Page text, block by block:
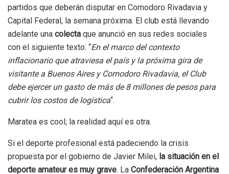
partidos que deberán disputar en Comodoro Rivadavia y
Capital Federal, la semana próxima. El club está llevando
adelante una colecta que anunció en sus redes sociales
con el siguiente texto: “En el marco del contexto
inflacionario que atraviesa el país y la próxima gira de
visitante a Buenos Aires y Comodoro Rivadavia, el Club
debe ejercer un gasto de más de 8 millones de pesos para
cubrir los costos de logística“.
Maratea es cool; la realidad aquí es otra.
Si el deporte profesional está padeciendo la crisis
propuesta por el gobierno de Javier Milei, la situación en el
deporte amateur es muy grave. La Confederación Argentina